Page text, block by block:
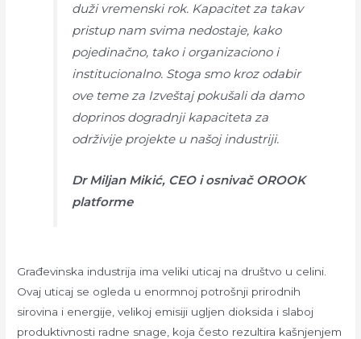
duži vremenski rok. Kapacitet za takav
pristup nam svima nedostaje, kako
pojedinačno, tako i organizaciono i
institucionalno. Stoga smo kroz odabir
ove teme za Izveštaj pokušali da damo
doprinos dogradnji kapaciteta za
održivije projekte u našoj industriji.
Dr Miljan Mikić, CEO i osnivač OROOK
platforme
Građevinska industrija ima veliki uticaj na društvo u celini.
Ovaj uticaj se ogleda u enormnoj potrošnji prirodnih
sirovina i energije, velikoj emisiji ugljen dioksida i slaboj
produktivnosti radne snage, koja često rezultira kašnjenjem